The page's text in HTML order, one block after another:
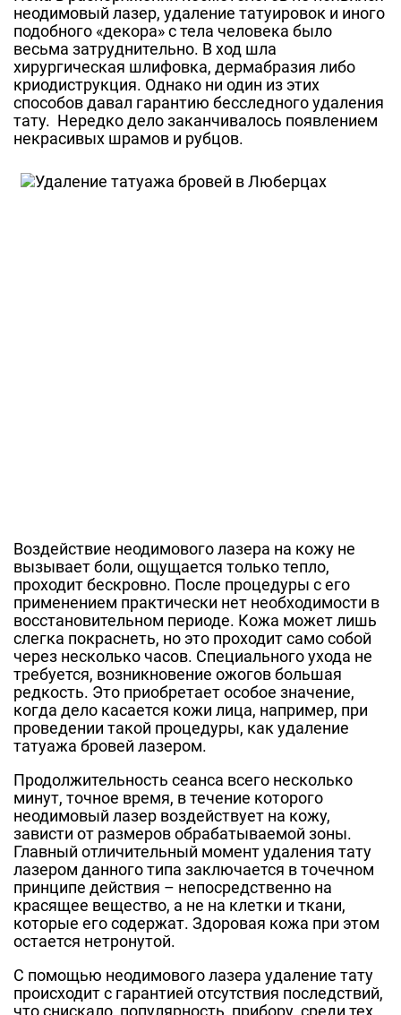
неодимовый лазер, удаление татуировок и иного
подобного «декора» с тела человека было
весьма затруднительно. В ход шла
хирургическая шлифовка, дермабразия либо
криодиструкция. Однако ни один из этих
способов давал гарантию бесследного удаления
тату. Нередко дело заканчивалось появлением
некрасивых шрамов и рубцов.
Воздействие неодимового лазера на кожу не
вызывает боли, ощущается только тепло,
проходит бескровно. После процедуры с его
применением практически нет необходимости в
восстановительном периоде. Кожа может лишь
слегка покраснеть, но это проходит само собой
через несколько часов. Специального ухода не
требуется, возникновение ожогов большая
редкость. Это приобретает особое значение,
когда дело касается кожи лица, например, при
проведении такой процедуры, как удаление
татуажа бровей лазером.
Продолжительность сеанса всего несколько
минут, точное время, в течение которого
неодимовый лазер воздействует на кожу,
зависти от размеров обрабатываемой зоны.
Главный отличительный момент удаления тату
лазером данного типа заключается в точечном
принципе действия – непосредственно на
красящее вещество, а не на клетки и ткани,
которые его содержат. Здоровая кожа при этом
остается нетронутой.
С помощью неодимового лазера удаление тату
происходит с гарантией отсутствия последствий,
что снискало популярность прибору среди тех,